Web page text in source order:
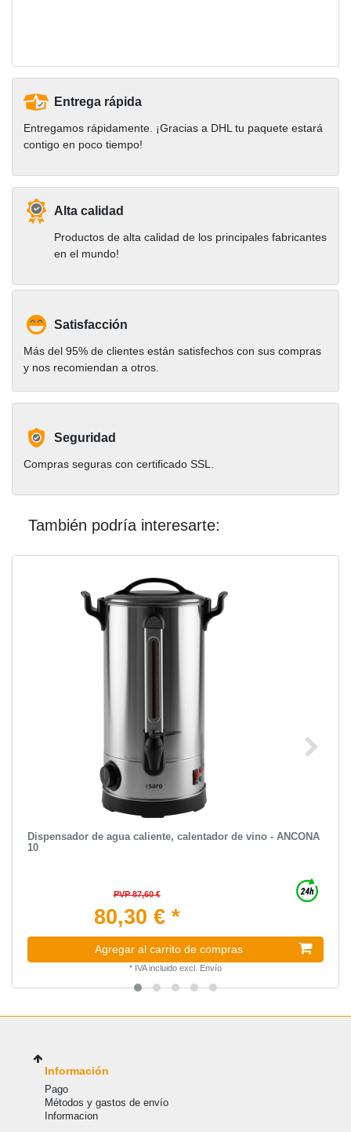
Entrega rápida
Entregamos rápidamente. ¡Gracias a DHL tu paquete estará
contigo en poco tiempo!
Alta calidad
Productos de alta calidad de los principales fabricantes
en el mundo!
Satisfacción
Más del 95% de clientes están satisfechos con sus compras
y nos recomiendan a otros.
Seguridad
Compras seguras con certificado SSL.
También podría interesarte:
Dispensador de agua caliente, calentador de vino - ANCONA
10
PVP 87,60 €
80,30 € *
Agregar al carrito de compras
* IVA incluido excl. Envío
Información
Pago
Métodos y gastos de envío
Informacion